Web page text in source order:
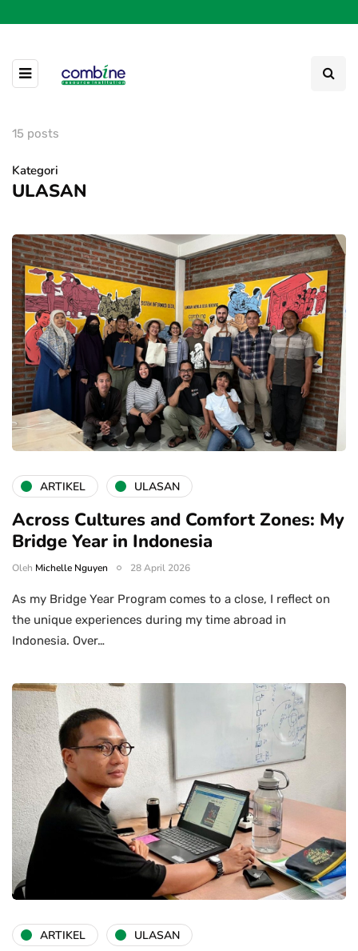
15 posts
Kategori
ULASAN
ARTIKEL ULASAN
Across Cultures and Comfort Zones: My
Bridge Year in Indonesia
Oleh Michelle Nguyen 28 April 2026
As my Bridge Year Program comes to a close, I reflect on
the unique experiences during my time abroad in
Indonesia. Over…
ARTIKEL ULASAN